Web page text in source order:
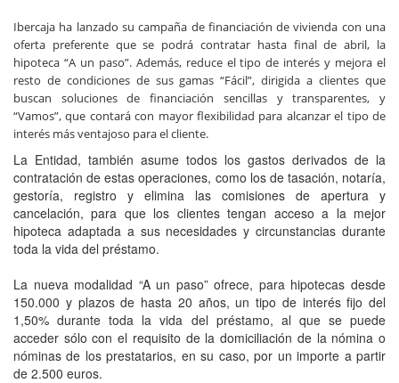
Ibercaja ha lanzado su campaña de financiación de vivienda con una
oferta preferente que se podrá contratar hasta final de abril, la
hipoteca “A un paso”. Además, reduce el tipo de interés y mejora el
resto de condiciones de sus gamas “Fácil”, dirigida a clientes que
buscan soluciones de financiación sencillas y transparentes, y
“Vamos”, que contará con mayor flexibilidad para alcanzar el tipo de
interés más ventajoso para el cliente.
La Entidad, también asume todos los gastos derivados de la
contratación de estas operaciones, como los de tasación, notaría,
gestoría, registro y elimina las comisiones de apertura y
cancelación, para que los clientes tengan acceso a la mejor
hipoteca adaptada a sus necesidades y circunstancias durante
toda la vida del préstamo.
La nueva modalidad “A un paso” ofrece, para hipotecas desde
150.000 y plazos de hasta 20 años, un tipo de interés fijo del
1,50% durante toda la vida del préstamo, al que se puede
acceder sólo con el requisito de la domiciliación de la nómina o
nóminas de los prestatarios, en su caso, por un importe a partir
de 2.500 euros.